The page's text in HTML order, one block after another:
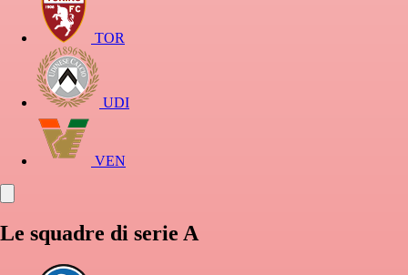
TOR
UDI
VEN
Le squadre di serie A